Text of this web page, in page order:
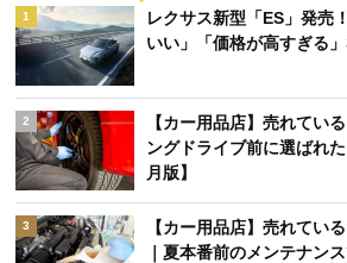
1
レクサス新型「ES」発売
いい」「価格が高すぎる
2
【カー用品店】売れてい
ングドライブ前に選ばれ
月版】
3
【カー用品店】売れてい
｜夏本番前のメンテナン